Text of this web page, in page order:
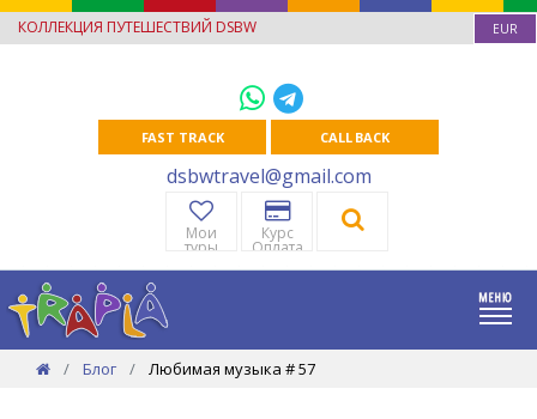
КОЛЛЕКЦИЯ ПУТЕШЕСТВИЙ DSBW EUR
FAST TRACK CALL BACK
dsbwtravel@gmail.com
Мои
туры
Курс
Оплата
Блог Любимая музыка # 57